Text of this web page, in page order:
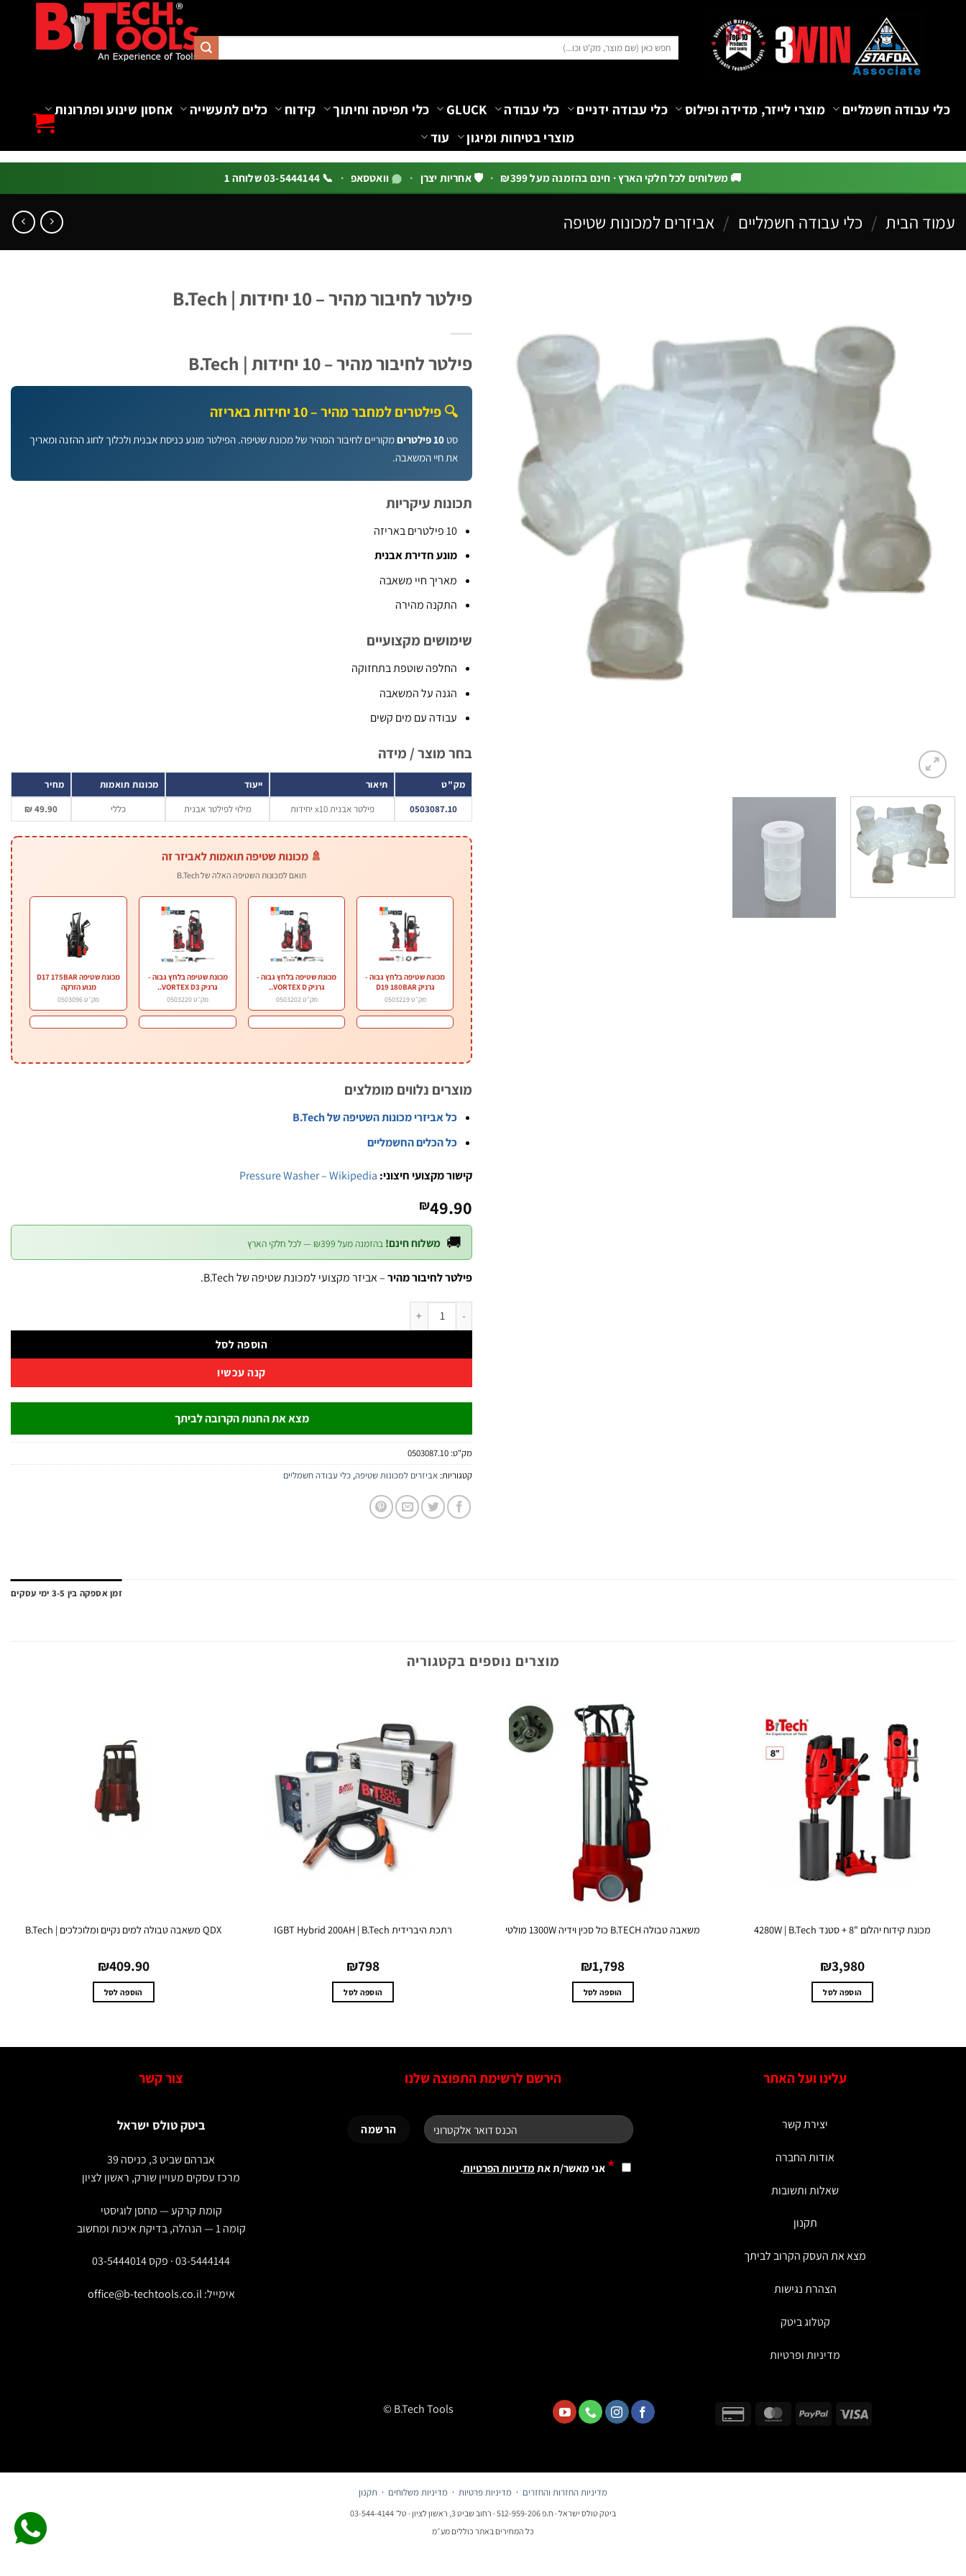
כלי עבודה חשמליים מוצרי לייזר, מדידה ופילוס כלי עבודה ידניים כלי עבודה GLUCK כלי תפיסה וחיתוך קידוח כלים לתעשייה
אחסון שינוע ופתרונות
מוצרי בטיחות ומיגון
עוד
🚚 משלוחים לכל חלקי הארץ · חינם בהזמנה מעל ₪399 · 🛡️ אחריות יצרן · וואטסאפ · 📞 03-5444144 שלוחה 1
עמוד הבית / כלי עבודה חשמליים / אביזרים למכונות שטיפה
פילטר לחיבור מהיר – 10 יחידות | B.Tech
פילטר לחיבור מהיר – 10 יחידות | B.Tech
🔍 פילטרים למחבר מהיר – 10 יחידות באריזה
סט10 פילטרים
מקוריים לחיבור המהיר של מכונת שטיפה. הפילטר מונע כניסת אבנית ולכלוך לחוג ההזנה ומאריך
את חיי המשאבה.
תכונות עיקריות
10 פילטרים באריזה
מונע חדירת אבנית
מאריך חיי משאבה
התקנה מהירה
שימושים מקצועיים
החלפה שוטפת בתחזוקה
הגנה על המשאבה
עבודה עם מים קשים
בחר מוצר / מידה
מק"ט תיאור ייעוד מכונות תואמות
מחיר
0503087.10
פילטר אבנית x10 יחידות מילוי לפילטר אבנית כללי 49.90 ₪
🚿 מכונות שטיפה תואמות לאביזר זה
תואם למכונות השטיפה האלה של B.Tech
מכונת שטיפה בלחץ גבוה -
גרניק D19 180BAR
מק״ט 0503219
מכונת שטיפה בלחץ גבוה -
גרניק VORTEX D..
מק״ט 0503202
מכונת שטיפה בלחץ גבוה -
גרניק VORTEX D3..
מק״ט 0503220
מכונת שטיפה D17 175BAR
מנוע הזרקה
מק״ט 0503096
מוצרים נלווים מומלצים
כל אביזרי מכונות השטיפה של B.Tech
כל הכלים החשמליים
קישור מקצועי חיצוני: Pressure Washer – Wikipedia
₪49.90
🚚 משלוח חינם! בהזמנה מעל ₪399 — לכל חלקי הארץ
פילטר לחיבור מהיר– אביזר מקצועי למכונת שטיפה של B.Tech.
כמות של פילטר לחיבור מהיר – 10 יחידות | B.Tech
הוספה לסל
קנה עכשיו
מצא את החנות הקרובה לביתך
מק"ט: 0503087.10
קטגוריות: אביזרים למכונות שטיפה, כלי עבודה חשמליים
זמן אספקה בין 3-5 ימי עסקים
מוצרים נוספים בקטגוריה
מכונת קידוח יהלום "8 + סטנד 4280W | B.Tech
₪3,980
הוספה לסל
משאבה טבולה B.TECH כול סכין וידיה 1300W מולטי
₪1,798
הוספה לסל
רתכת היברידית IGBT Hybrid 200AH | B.Tech
₪798
הוספה לסל
QDX משאבה טבולה למים נקיים ומלוכלכים | B.Tech
₪409.90
הוספה לסל
עלינו ועל האתר
יצירת קשר
אודות החברה
שאלות ותשובות
תקנון
מצא את העסק הקרוב לביתך
הצהרת נגישות
קטלוג ביטק
מדיניות ופרטיות
הירשם לרשימת התפוצה שלנו
* אני מאשר/ת את מדיניות הפרטיות.
צור קשר
ביטק טולס ישראל
אברהם שביט 3, כניסה 39
מרכז עסקים מעויין שורק, ראשון לציון
קומת קרקע — מחסן לוגיסטי
קומה 1 — הנהלה, בדיקת איכות ומחשוב
03-5444144 · פקס 03-5444014
אימייל:office@b-techtools.co.il
© B.Tech Tools
מדיניות החזרות והחזרים · מדיניות פרטיות · מדיניות משלוחים · תקנון
ביטק טולס ישראל · ח.פ 512-959-206 · רחוב שביט 3, ראשון לציון · טל׳ 03-544-4144
כל המחירים באתר כוללים מע״מ